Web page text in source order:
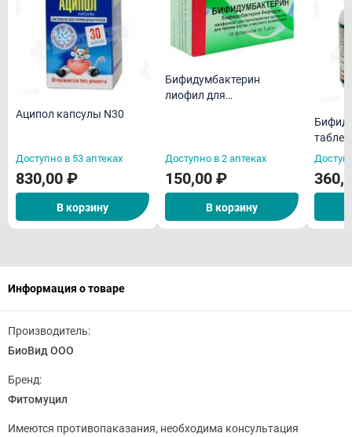
Аципол капсулы N30
Доступно в 53 аптеках
830,00 ₽
В корзину
Бифидумбактерин
лиофил для
Доступно в 2 аптеках
150,00 ₽
В корзину
Информация о товаре
Производитель:
БиоВид ООО
Бренд:
Фитомуцил
Имеются противопаказания, необходима консультация